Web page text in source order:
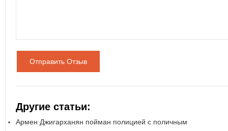
Отправить Отзыв
Другие статьи:
Армен Джигарханян пойман полицией с поличным